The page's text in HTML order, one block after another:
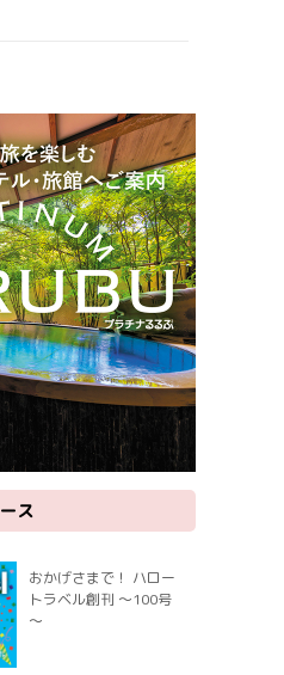
ス
おかげさまで！ ハロー
トラベル創刊 ～100号
～